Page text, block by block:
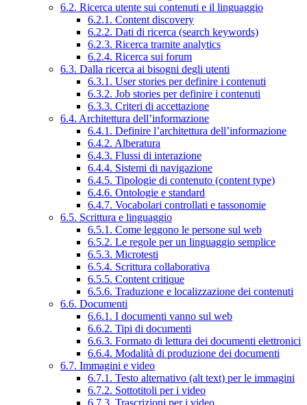
6.2. Ricerca utente sui contenuti e il linguaggio
6.2.1. Content discovery
6.2.2. Dati di ricerca (search keywords)
6.2.3. Ricerca tramite analytics
6.2.4. Ricerca sui forum
6.3. Dalla ricerca ai bisogni degli utenti
6.3.1. User stories per definire i contenuti
6.3.2. Job stories per definire i contenuti
6.3.3. Criteri di accettazione
6.4. Architettura dell’informazione
6.4.1. Definire l’architettura dell’informazione
6.4.2. Alberatura
6.4.3. Flussi di interazione
6.4.4. Sistemi di navigazione
6.4.5. Tipologie di contenuto (content type)
6.4.6. Ontologie e standard
6.4.7. Vocabolari controllati e tassonomie
6.5. Scrittura e linguaggio
6.5.1. Come leggono le persone sul web
6.5.2. Le regole per un linguaggio semplice
6.5.3. Microtesti
6.5.4. Scrittura collaborativa
6.5.5. Content critique
6.5.6. Traduzione e localizzazione dei contenuti
6.6. Documenti
6.6.1. I documenti vanno sul web
6.6.2. Tipi di documenti
6.6.3. Formato di lettura dei documenti elettronici
6.6.4. Modalità di produzione dei documenti
6.7. Immagini e video
6.7.1. Testo alternativo (alt text) per le immagini
6.7.2. Sottotitoli per i video
6.7.3. Trascrizioni per i video